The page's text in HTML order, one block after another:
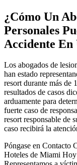
¿Cómo Un
Personales
Accidente En
Los abogados de
han estado
resort durante más de
resultados de casos
arduamente para
fuerte caso de
resort responsable de
caso recibirá la
Póngase en Contacto
Hoteles de Miami Hoy